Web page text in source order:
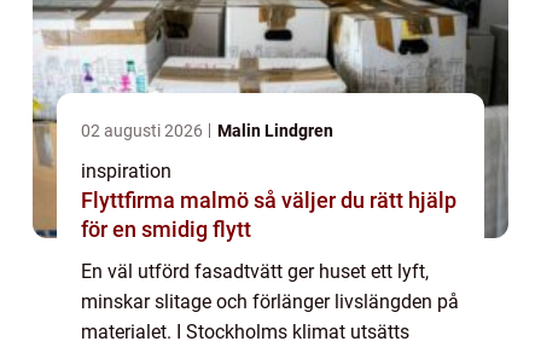
02 augusti 2026 Malin Lindgren
inspiration
Flyttfirma malmö så väljer du rätt hjälp
för en smidig flytt
En väl utförd fasadtvätt ger huset ett lyft,
minskar slitage och förlänger livslängden på
materialet. I Stockholms klimat utsätts